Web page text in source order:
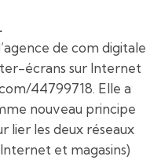
de com digitale
écrans sur Internet
44799718. Elle a
nouveau principe
lier les deux réseaux
et magasins)